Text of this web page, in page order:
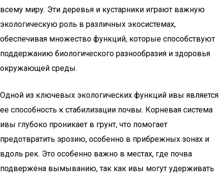
всему миру. Эти деревья и кустарники играют важную
экологическую роль в различных экосистемах,
обеспечивая множество функций, которые способствуют
поддержанию биологического разнообразия и здоровья
окружающей среды.
Одной из ключевых экологических функций ивы является
ее способность к стабилизации почвы. Корневая система
ивы глубоко проникает в грунт, что помогает
предотвратить эрозию, особенно в прибрежных зонах и
вдоль рек. Это особенно важно в местах, где почва
подвержена вымыванию, так как ивы могут удерживать